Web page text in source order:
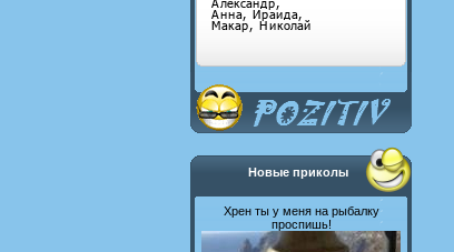
Новые приколы
Хрен ты у меня на рыбалку
проспишь!